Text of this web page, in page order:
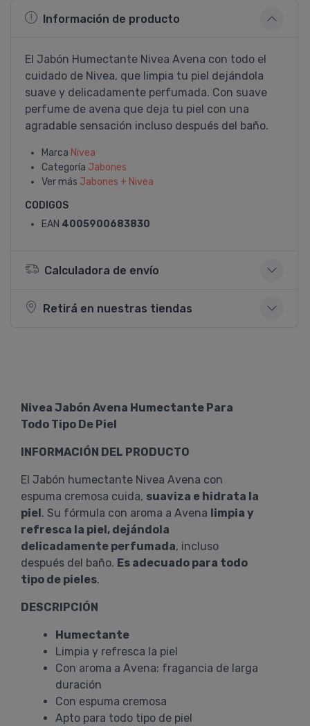
Información de producto
El Jabón Humectante Nivea Avena con todo el
cuidado de Nivea, que limpia tu piel dejándola
suave y delicadamente perfumada. Con suave
perfume de avena que deja tu piel con una
agradable sensación incluso después del baño.
Marca Nivea
Categoría Jabones
Ver más Jabones + Nivea
CODIGOS
EAN 4005900683830
Calculadora de envío
Retirá en nuestras tiendas
Nivea Jabón Avena Humectante Para
Todo Tipo De Piel
INFORMACIÓN DEL PRODUCTO
El Jabón humectante Nivea Avena con
espuma cremosa cuida, suaviza e hidrata la
piel. Su fórmula con aroma a Avena limpia y
refresca la piel, dejándola
delicadamente perfumada, incluso
después del baño. Es adecuado para todo
tipo de pieles.
DESCRIPCIÓN
Humectante
Limpia y refresca la piel
Con aroma a Avena: fragancia de larga
duración
Con espuma cremosa
Apto para todo tipo de piel